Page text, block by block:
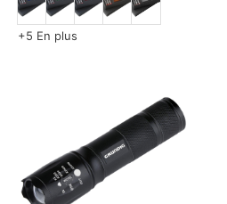
+5 En plus